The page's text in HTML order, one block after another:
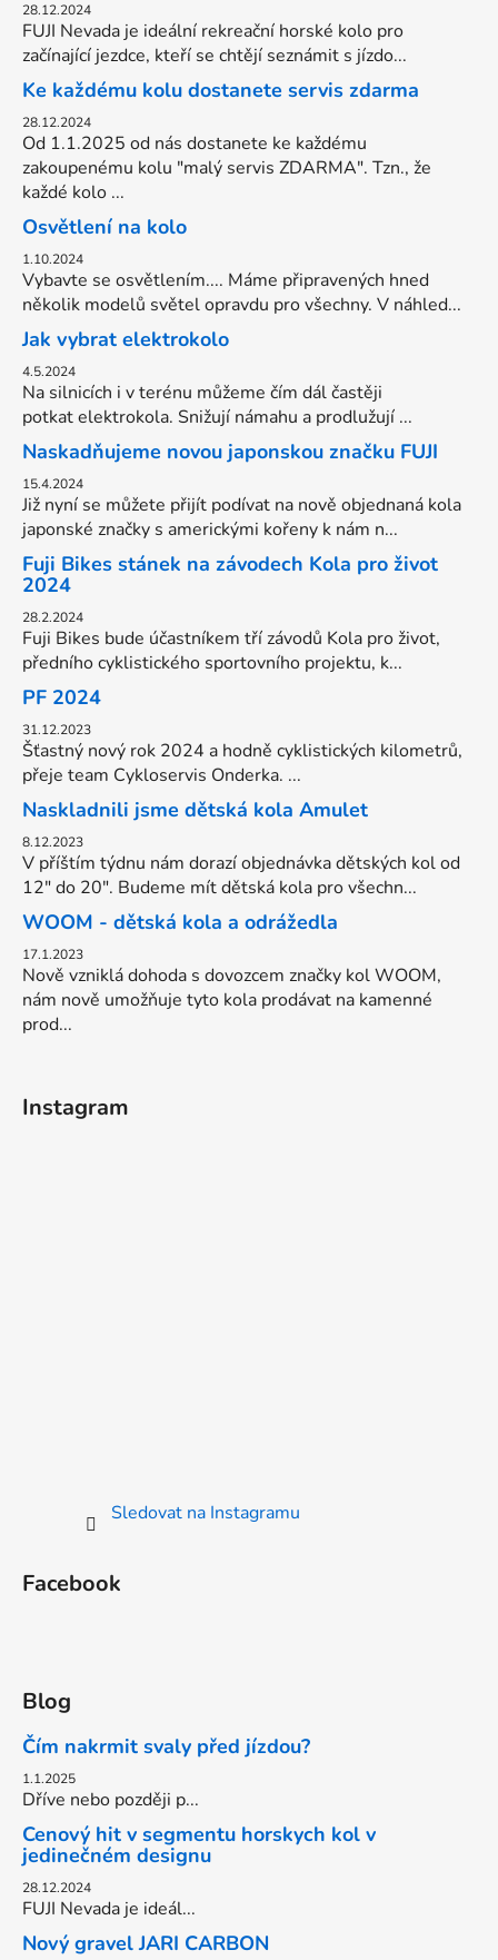
28.12.2024
FUJI Nevada je ideální rekreační horské kolo pro
začínající jezdce, kteří se chtějí seznámit s jízdo...
Ke každému kolu dostanete servis zdarma
28.12.2024
Od 1.1.2025 od nás dostanete ke každému
zakoupenému kolu "malý servis ZDARMA". Tzn., že
každé kolo ...
Osvětlení na kolo
1.10.2024
Vybavte se osvětlením.... Máme připravených hned
několik modelů světel opravdu pro všechny. V náhled...
Jak vybrat elektrokolo
4.5.2024
Na silnicích i v terénu můžeme čím dál častěji
potkat elektrokola. Snižují námahu a prodlužují ...
Naskadňujeme novou japonskou značku FUJI
15.4.2024
Již nyní se můžete přijít podívat na nově objednaná kola
japonské značky s americkými kořeny k nám n...
Fuji Bikes stánek na závodech Kola pro život
2024
28.2.2024
Fuji Bikes bude účastníkem tří závodů Kola pro život,
předního cyklistického sportovního projektu, k...
PF 2024
31.12.2023
Šťastný nový rok 2024 a hodně cyklistických kilometrů,
přeje team Cykloservis Onderka. ...
Naskladnili jsme dětská kola Amulet
8.12.2023
V příštím týdnu nám dorazí objednávka dětských kol od
12" do 20". Budeme mít dětská kola pro všechn...
WOOM - dětská kola a odrážedla
17.1.2023
Nově vzniklá dohoda s dovozcem značky kol WOOM,
nám nově umožňuje tyto kola prodávat na kamenné
prod...
Instagram
Sledovat na Instagramu
Facebook
Blog
Čím nakrmit svaly před jízdou?
1.1.2025
Dříve nebo později p...
Cenový hit v segmentu horskych kol v
jedinečném designu
28.12.2024
FUJI Nevada je ideál...
Nový gravel JARI CARBON